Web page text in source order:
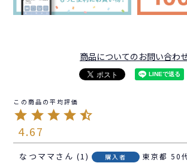
商品についてのお問い合わ
4.67
なつママ 1 購入者 東京都 50